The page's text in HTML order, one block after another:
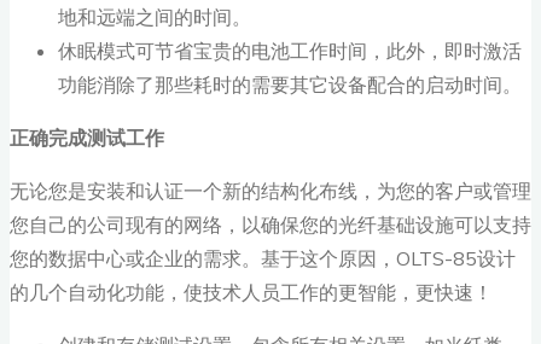
资源下载
新闻
地和远端之间的时间。
休眠模式可节省宝贵的电池工作时间，此外，即时激活
功能消除了那些耗时的需要其它设备配合的启动时间。
正确完成测试工作
无论您是安装和认证一个新的结构化布线，为您的客户或管理
您自己的公司现有的网络，以确保您的光纤基础设施可以支持
您的数据中心或企业的需求。基于这个原因，OLTS-85设计
的几个自动化功能，使技术人员工作的更智能，更快速！